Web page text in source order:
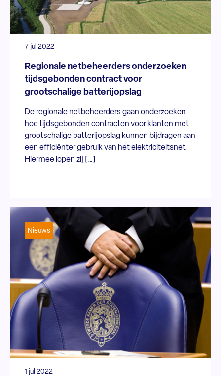
7 jul 2022
Regionale netbeheerders onderzoeken
tijdsgebonden contract voor
grootschalige batterijopslag
De regionale netbeheerders gaan onderzoeken
hoe tijdsgebonden contracten voor klanten met
grootschalige batterijopslag kunnen bijdragen aan
een efficiënter gebruik van het elektriciteitsnet.
Hiermee lopen zij […]
Nieuws
1 jul 2022